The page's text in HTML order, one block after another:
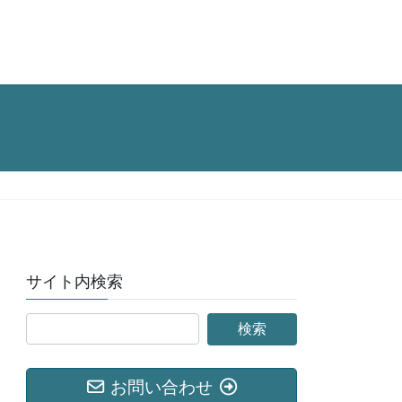
サイト内検索
お問い合わせ